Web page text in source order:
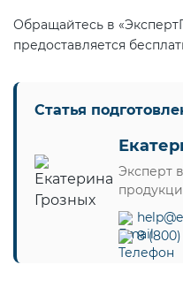
Обращайтесь в
предоставляется
Статья
Эксперт
8 (800)